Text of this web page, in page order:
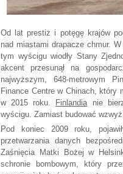
Od lat prestiż i potęgę krajów
nad miastami drapacze chmur.
tym wyścigu wiodły Stany
akcent przesunął na
najwyższym, 648-metrowym
Finance Centre w Chinach, który
w 2015 roku.
Finlandianie
wyścigu. Zamiast budować
Pod koniec 2009 roku,
przetwarzania danych
Zaśnięcia Matki Bożej w
schronie bombowym, który